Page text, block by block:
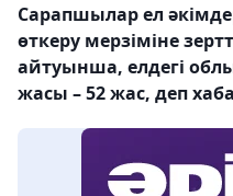
Сарапшылар ел
өткеру мерзіміне
айтуынша, елдегі
жасы – 52 жас, деп